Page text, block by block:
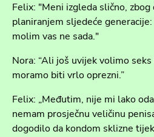
Felix: "Meni izgleda slično, zbog
planiranjem sljedeće
molim vas ne sada."
Nora: “Ali još uvijek volimo
moramo biti vrlo oprezni.”
Felix: „Međutim, nije mi lako
nemam prosječnu veličinu
dogodilo da kondom sklizne